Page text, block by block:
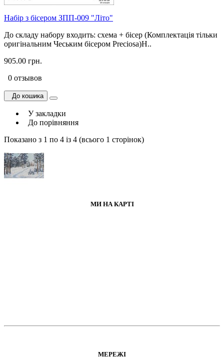
Набір з бісером ЗПП-009 "Літо"
До складу набору входить: схема + бісер (Комплектація тільки
оригінальним Чеським бісером Preciosa)Н..
905.00 грн.
0 отзывов
До кошика
У закладки
До порівняння
Показано з 1 по 4 із 4 (всього 1 сторінок)
МИ НА КАРТІ
МЕРЕЖІ